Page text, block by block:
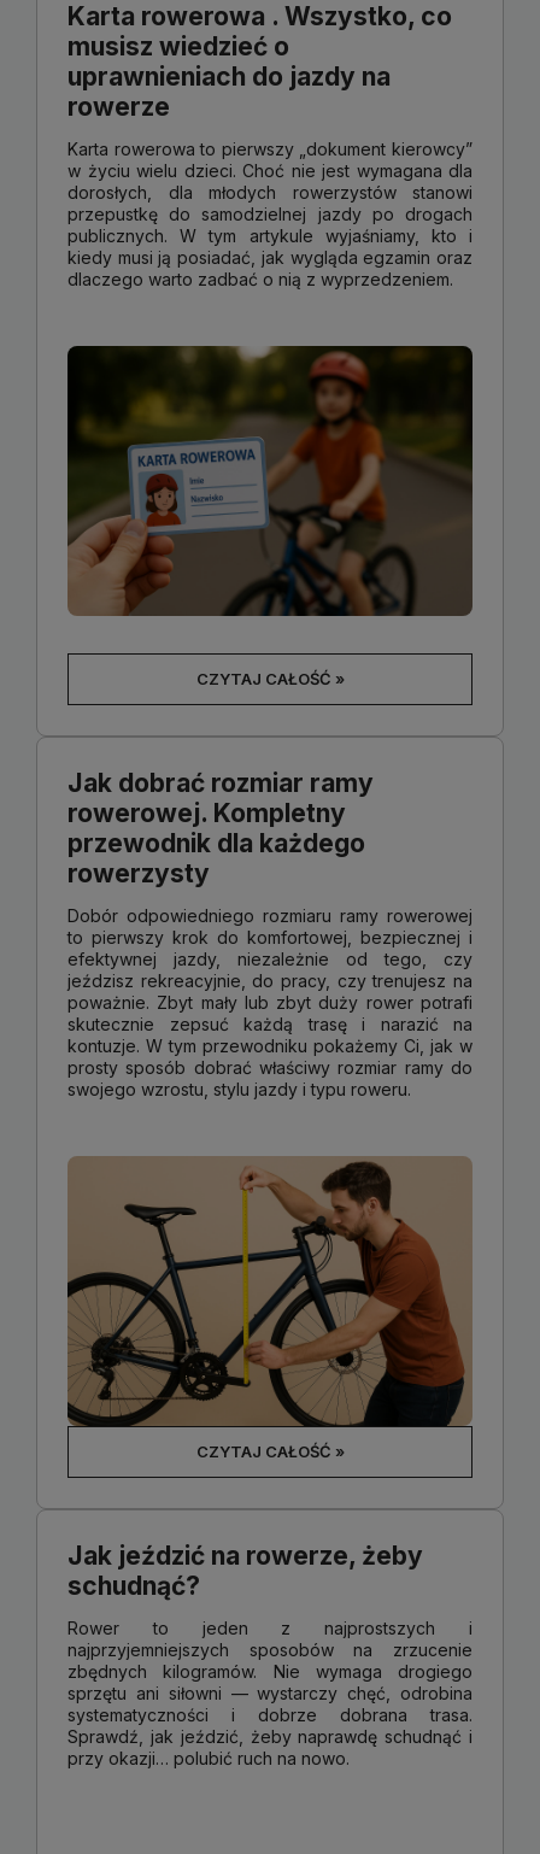
Karta rowerowa . Wszystko, co
musisz wiedzieć o
uprawnieniach do jazdy na
rowerze
Karta rowerowa to pierwszy „dokument kierowcy”
w życiu wielu dzieci. Choć nie jest wymagana dla
dorosłych, dla młodych rowerzystów stanowi
przepustkę do samodzielnej jazdy po drogach
publicznych. W tym artykule wyjaśniamy, kto i
kiedy musi ją posiadać, jak wygląda egzamin oraz
dlaczego warto zadbać o nią z wyprzedzeniem.
CZYTAJ CAŁOŚĆ »
Jak dobrać rozmiar ramy
rowerowej. Kompletny
przewodnik dla każdego
rowerzysty
Dobór odpowiedniego rozmiaru ramy rowerowej
to pierwszy krok do komfortowej, bezpiecznej i
efektywnej jazdy, niezależnie od tego, czy
jeździsz rekreacyjnie, do pracy, czy trenujesz na
poważnie. Zbyt mały lub zbyt duży rower potrafi
skutecznie zepsuć każdą trasę i narazić na
kontuzje. W tym przewodniku pokażemy Ci, jak w
prosty sposób dobrać właściwy rozmiar ramy do
swojego wzrostu, stylu jazdy i typu roweru.
CZYTAJ CAŁOŚĆ »
Jak jeździć na rowerze, żeby
schudnąć?
Rower to jeden z najprostszych i
najprzyjemniejszych sposobów na zrzucenie
zbędnych kilogramów. Nie wymaga drogiego
sprzętu ani siłowni — wystarczy chęć, odrobina
systematyczności i dobrze dobrana trasa.
Sprawdź, jak jeździć, żeby naprawdę schudnąć i
przy okazji… polubić ruch na nowo.